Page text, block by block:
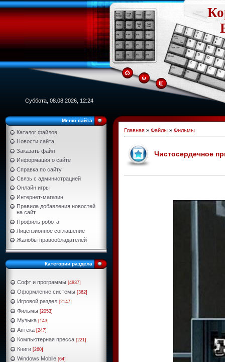
Суббота, 08.08.2026, 12:24
Меню сайта
Каталог файлов
Новости сайта
Заказать файл
Информация о сайте
Справка по сайту
Связь с администрацией
Онлайн игры
Интернет-магазин
Правила добавления новостей
на сайт
Профиль робота
Лицензионное соглашение
Жалобы правообладателей
Категории раздела
Софт и программы [4837]
Оформление системы [362]
Игровой раздел [2147]
Фильмы [2053]
Музыка [143]
Аптека [247]
Компьютерная пресса [221]
Книги [260]
Windows Mobile [64]
Главная » Файлы » Фильмы
Чистосердечное